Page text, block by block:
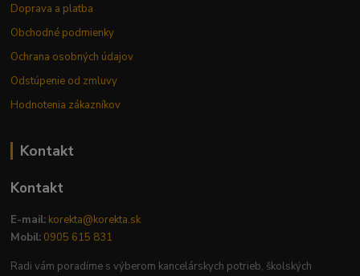
Doprava a platba
Obchodné podmienky
Ochrana osobných údajov
Odstúpenie od zmluvy
Hodnotenia zákazníkov
Kontakt
Kontakt
E-mail: korekta@korekta.sk
Mobil: 0905 615 831
Radi vám poradíme s výberom kancelárskych potrieb, školských